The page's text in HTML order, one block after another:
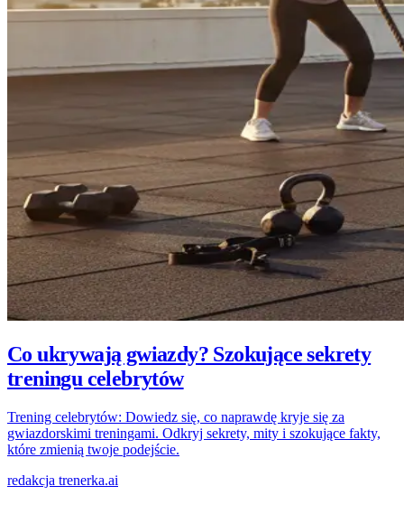
Co ukrywają gwiazdy? Szokujące sekrety
treningu celebrytów
Trening celebrytów: Dowiedz się, co naprawdę kryje się za
gwiazdorskimi treningami. Odkryj sekrety, mity i szokujące fakty,
które zmienią twoje podejście.
redakcja trenerka.ai